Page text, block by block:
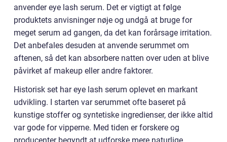
anvender eye lash serum. Det er vigtigt at følge
produktets anvisninger nøje og undgå at bruge for
meget serum ad gangen, da det kan forårsage irritation.
Det anbefales desuden at anvende serummet om
aftenen, så det kan absorbere natten over uden at blive
påvirket af makeup eller andre faktorer.
Historisk set har eye lash serum oplevet en markant
udvikling. I starten var serummet ofte baseret på
kunstige stoffer og syntetiske ingredienser, der ikke altid
var gode for vipperne. Med tiden er forskere og